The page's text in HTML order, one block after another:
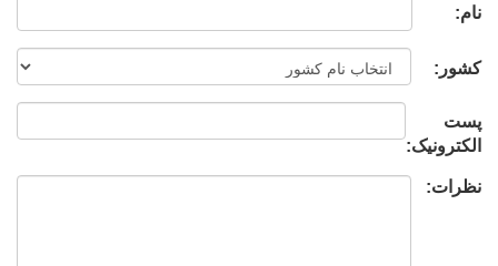
نام:
کشور:
پست
الکترونیک:
نظرات: